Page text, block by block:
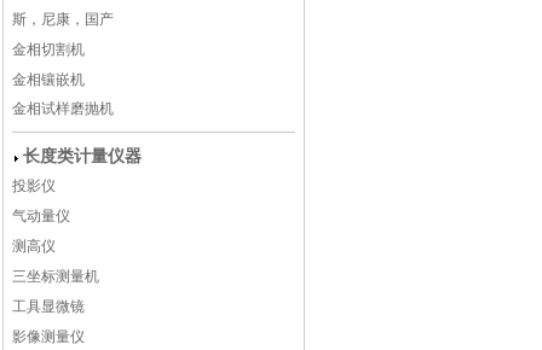
斯，尼康，国产
金相切割机
金相镶嵌机
金相试样磨抛机
长度类计量仪器
投影仪
气动量仪
测高仪
三坐标测量机
工具显微镜
影像测量仪